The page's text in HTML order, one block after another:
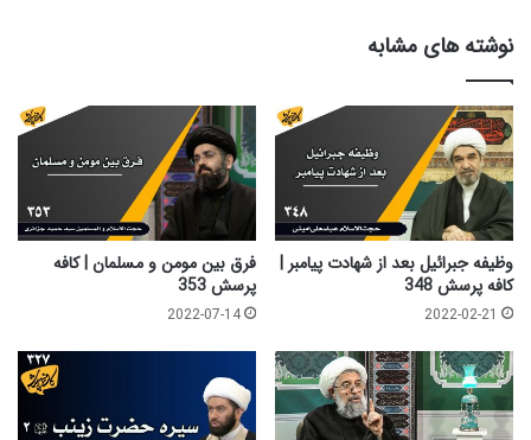
نوشته های مشابه
وظیفه جبرائیل بعد از شهادت پیامبر |
کافه پرسش 348
2022-02-21
فرق بین مومن و مسلمان | کافه
پرسش 353
2022-07-14